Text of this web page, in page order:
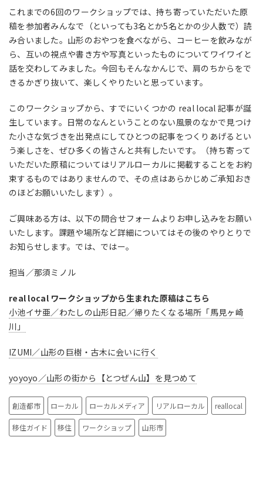
これまでの6回のワークショップでは、持ち寄っていただいた原
稿を参加者みんなで（といっても3名とか5名とかの少人数で）読
み合いました。山形のおやつを食べながら、コーヒーを飲みなが
ら、互いの視点や書き方や写真といったものについてワイワイと
話を交わしてみました。今回もそんなかんじで、肩のちからをで
きるかぎり抜いて、楽しくやりたいと思っています。
このワークショップから、すでにいくつかの real local 記事が誕
生しています。日常のなんということのない風景のなかで見つけ
た小さな気づきを出発点にしてひとつの記事をつくりあげるとい
う楽しさを、ぜひ多くの皆さんと共有したいです。（持ち寄って
いただいた原稿についてはリアルローカルに掲載することをお約
束するものではありませんので、その点はあらかじめご承知おき
のほどお願いいたします）。
ご興味ある方は、以下の問合せフォームよりお申し込みをお願い
いたします。課題や場所など詳細についてはその後のやりとりで
お知らせします。では、ではー。
担当／那須ミノル
real local ワークショップから生まれた原稿はこちら
小池イサ亜／わたしの山形日記／帰りたくなる場所「馬見ヶ崎
川」
IZUMI／山形の巨樹・古木に会いに行く
yoyoyo／山形の街から【とつぜん山】を見つめて
創造都市 ローカル ローカルメディア リアルローカル reallocal
移住ガイド 移住 ワークショップ 山形市